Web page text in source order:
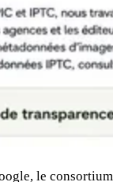
le consortium